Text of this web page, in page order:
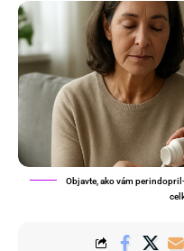
Objavte, ako vám